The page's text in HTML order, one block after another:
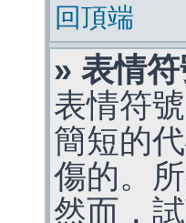
回頂端
» 表情
表情符
簡短的
傷的。
然而，